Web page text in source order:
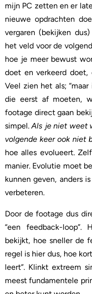
mijn PC zetten en er
nieuwe opdrachten
vergaren (bekijken
het veld voor de
hoe je meer bewust
doet en verkeerd doet,
Veel zien het als;
die eerst af moeten,
footage direct gaan
simpel.Als je niet weet
volgende keer ook niet
hoe alles evolueert.
manier. Evolutie moet
kunnen geven, anders
verbeteren.
Door de footage dus
“een feedback-
bekijkt, hoe sneller de
regel is hier dus, hoe
leert”. Klinkt extreem
meest fundamentele